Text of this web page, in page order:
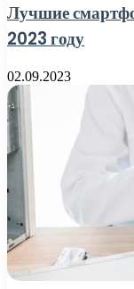
Лучшие
2023 году
02.09.2023